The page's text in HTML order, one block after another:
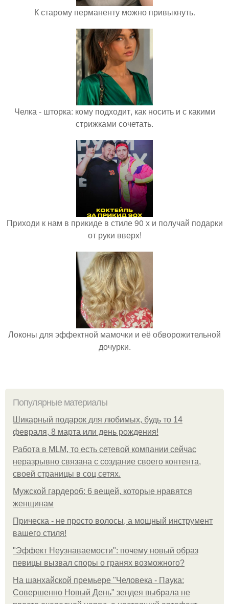
К старому перманенту можно привыкнуть.
Челка - шторка: кому подходит, как носить и с какими
стрижками сочетать.
Приходи к нам в прикиде в стиле 90 х и получай подарки
от руки вверх!
Локоны для эффектной мамочки и её обворожительной
дочурки.
Популярные материалы
Шикарный подарок для любимых, будь то 14
февраля, 8 марта или день рождения!
Работа в MLM, то есть сетевой компании сейчас
неразрывно связана с создание своего контента,
своей страницы в соц сетях.
Мужской гардероб: 6 вещей, которые нравятся
женщинам
Прическа - не просто волосы, а мощный инструмент
вашего стиля!
"Эффект Неузнаваемости": почему новый образ
певицы вызвал споры о гранях возможного?
На шанхайской премьере "Человека - Паука:
Совершенно Новый День" зендея выбрала не